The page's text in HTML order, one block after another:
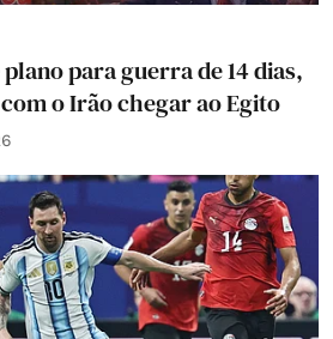
para guerra de 14 dias,
o Irão chegar ao Egito